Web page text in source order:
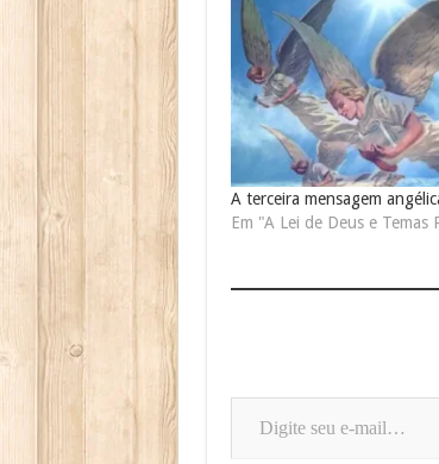
A terceira mensagem
Em "A Lei de Deus e Temas
Digite seu e-mail…